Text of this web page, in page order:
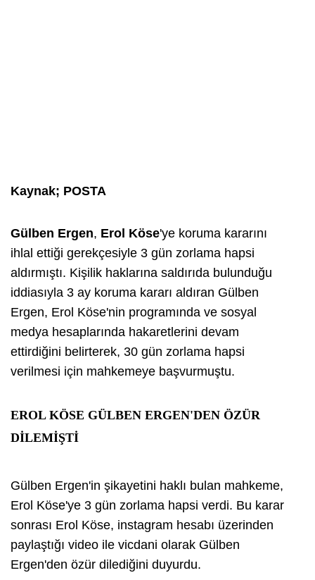
Kaynak; POSTA
Gülben Ergen, Erol Köse'ye koruma kararını
ihlal ettiği gerekçesiyle 3 gün zorlama hapsi
aldırmıştı. Kişilik haklarına saldırıda bulunduğu
iddiasıyla 3 ay koruma kararı aldıran Gülben
Ergen, Erol Köse'nin programında ve sosyal
medya hesaplarında hakaretlerini devam
ettirdiğini belirterek, 30 gün zorlama hapsi
verilmesi için mahkemeye başvurmuştu.
EROL KÖSE GÜLBEN ERGEN'DEN ÖZÜR
DİLEMİŞTİ
Gülben Ergen'in şikayetini haklı bulan mahkeme,
Erol Köse'ye 3 gün zorlama hapsi verdi. Bu karar
sonrası Erol Köse, instagram hesabı üzerinden
paylaştığı video ile vicdani olarak Gülben
Ergen'den özür dilediğini duyurdu.